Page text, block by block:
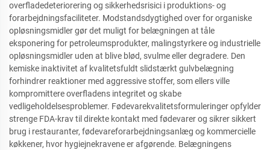
overfladedeteriorering og sikkerhedsrisici i produktions- og
forarbejdningsfaciliteter. Modstandsdygtighed over for organiske
opløsningsmidler gør det muligt for belægningen at tåle
eksponering for petroleumsprodukter, malingstyrkere og industrielle
opløsningsmidler uden at blive blød, svulme eller degradere. Den
kemiske inaktivitet af kvalitetsfuldt slidstærkt gulvbelægning
forhindrer reaktioner med aggressive stoffer, som ellers ville
kompromittere overfladens integritet og skabe
vedligeholdelsesproblemer. Fødevarekvalitetsformuleringer opfylder
strenge FDA-krav til direkte kontakt med fødevarer og sikrer sikkert
brug i restauranter, fødevareforarbejdningsanlæg og kommercielle
køkkener, hvor hygiejnekravene er afgørende. Belægningens